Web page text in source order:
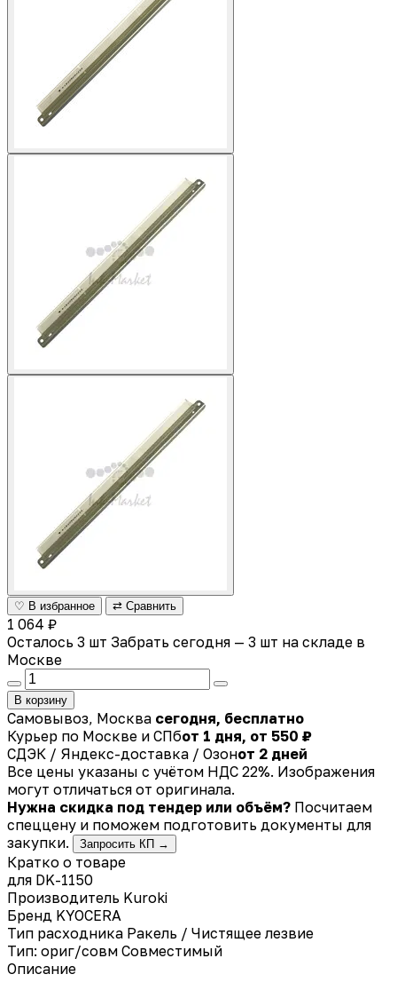
♡ В избранное ⇄ Сравнить
1 064 ₽
Осталось 3 шт Забрать сегодня — 3 шт на складе в
Москве
В корзину
Самовывоз, Москва сегодня, бесплатно
Курьер по Москве и СПбот 1 дня, от 550 ₽
СДЭК / Яндекс-доставка / Озонот 2 дней
Все цены указаны с учётом НДС 22%. Изображения
могут отличаться от оригинала.
Нужна скидка под тендер или объём? Посчитаем
спеццену и поможем подготовить документы для
закупки.
Запросить КП →
Кратко о товаре
для DK-1150
Производитель Kuroki
Бренд KYOCERA
Тип расходника Ракель / Чистящее лезвие
Тип: ориг/совм Совместимый
Описание